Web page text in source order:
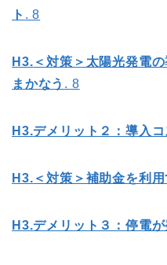
ト . 8
H3. ＜対策＞太陽光発電
まかなう . 8
H3.デメリット２：導入
H3. ＜対策＞補助金を利用
H3.デメリット３：停電